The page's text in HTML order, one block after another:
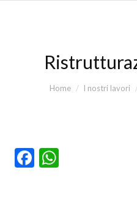
You are here:
Home I nostri lavori
Facebook